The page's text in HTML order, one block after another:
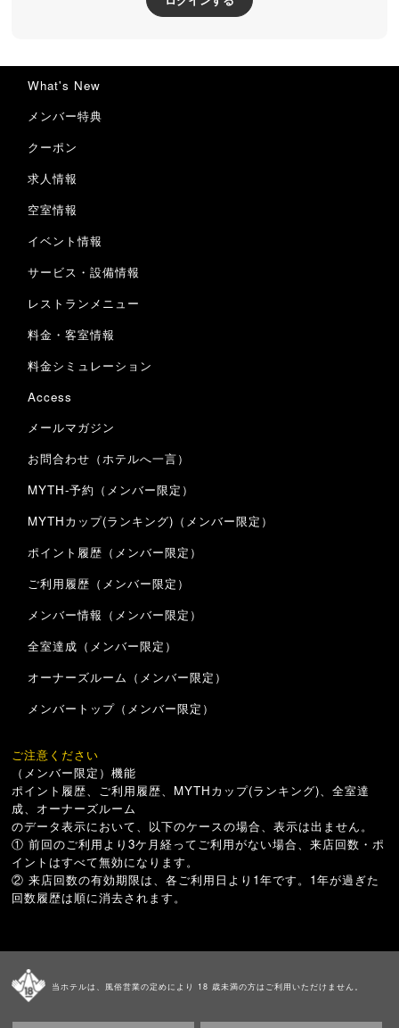
What's New
メンバー特典
クーポン
求人情報
空室情報
イベント情報
サービス・設備情報
レストランメニュー
料金・客室情報
料金シミュレーション
Access
メールマガジン
お問合わせ（ホテルへ一言）
MYTH-予約（メンバー限定）
MYTHカップ(ランキング)（メンバー限定）
ポイント履歴（メンバー限定）
ご利用履歴（メンバー限定）
メンバー情報（メンバー限定）
全室達成（メンバー限定）
オーナーズルーム（メンバー限定）
メンバートップ（メンバー限定）
ご注意ください
（メンバー限定）機能
ポイント履歴、ご利用履歴、MYTHカップ(ランキング)、全室達
成、オーナーズルーム
のデータ表示において、以下のケースの場合、表示は出ません。
① 前回のご利用より3ケ月経ってご利用がない場合、来店回数・ポ
イントはすべて無効になります。
② 来店回数の有効期限は、各ご利用日より1年です。1年が過ぎた
回数履歴は順に消去されます。
当ホテルは、風俗営業の定めにより 18 歳未満の方はご利用いただけません。